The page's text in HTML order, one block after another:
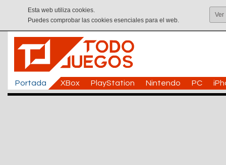
Esta web utiliza cookies.
Puedes comprobar las cookies esenciales para el web.
Ver
Portada XBox PlayStation Nintendo PC